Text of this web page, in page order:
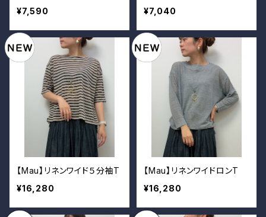
¥7,590
¥7,040
【Mau】リネンワイド５分袖T
¥16,280
【Mau】リネンワイドロンT
¥16,280